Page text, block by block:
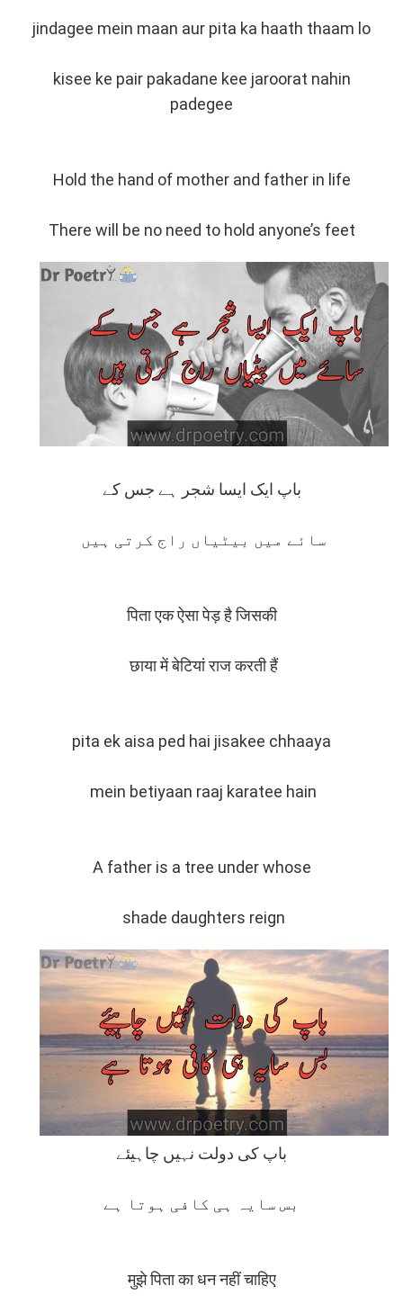
jindagee mein maan aur pita ka haath thaam lo
kisee ke pair pakadane kee jaroorat nahin
padegee
Hold the hand of mother and father in life
There will be no need to hold anyone’s feet
باپ ایک ایسا شجر ہے جس کے
سائے میں بیٹیاں راج کرتی ہیں
पिता एक ऐसा पेड़ है जिसकी
छाया में बेटियां राज करती हैं
pita ek aisa ped hai jisakee chhaaya
mein betiyaan raaj karatee hain
A father is a tree under whose
shade daughters reign
باپ کی دولت نہیں چاہیئے
بس سایہ ہی کافی ہوتا ہے
मुझे पिता का धन नहीं चाहिए